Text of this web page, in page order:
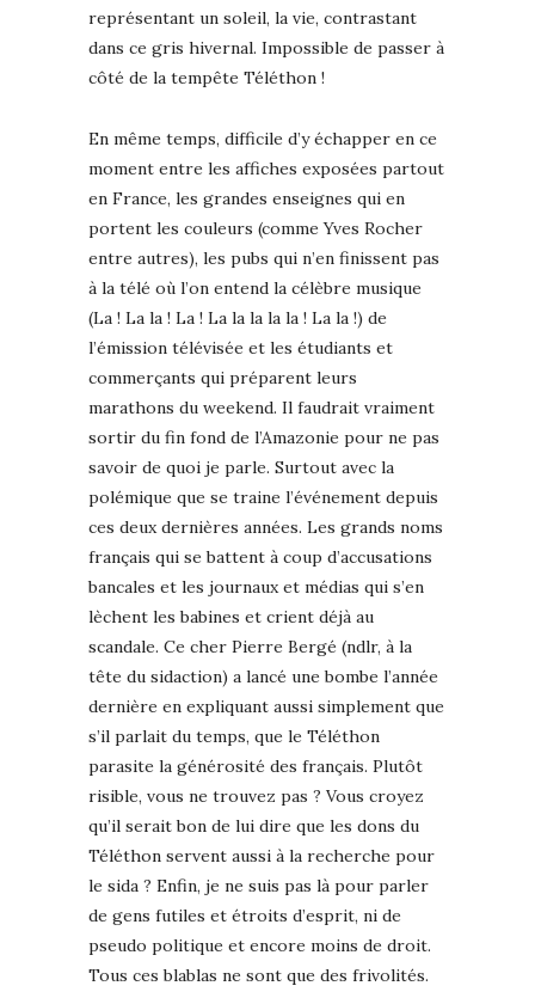
représentant un soleil, la vie, contrastant
dans ce gris hivernal. Impossible de passer à
côté de la tempête Téléthon !
En même temps, difficile d’y échapper en ce
moment entre les affiches exposées partout
en France, les grandes enseignes qui en
portent les couleurs (comme Yves Rocher
entre autres), les pubs qui n’en finissent pas
à la télé où l’on entend la célèbre musique
(La ! La la ! La ! La la la la la ! La la !) de
l’émission télévisée et les étudiants et
commerçants qui préparent leurs
marathons du weekend. Il faudrait vraiment
sortir du fin fond de l’Amazonie pour ne pas
savoir de quoi je parle. Surtout avec la
polémique que se traine l’événement depuis
ces deux dernières années. Les grands noms
français qui se battent à coup d’accusations
bancales et les journaux et médias qui s’en
lèchent les babines et crient déjà au
scandale. Ce cher Pierre Bergé (ndlr, à la
tête du sidaction) a lancé une bombe l’année
dernière en expliquant aussi simplement que
s’il parlait du temps, que le Téléthon
parasite la générosité des français. Plutôt
risible, vous ne trouvez pas ? Vous croyez
qu’il serait bon de lui dire que les dons du
Téléthon servent aussi à la recherche pour
le sida ? Enfin, je ne suis pas là pour parler
de gens futiles et étroits d’esprit, ni de
pseudo politique et encore moins de droit.
Tous ces blablas ne sont que des frivolités.